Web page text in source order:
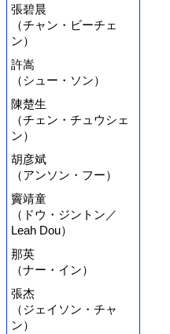
張碧晨
（チャン・ビーチェ
ン）
許嵩
（シュー・ソン）
陳楚生
（チェン・チュウシェ
ン）
胡彦斌
（アンソン・フー）
竇靖童
（ドウ・ジントン／
Leah Dou）
那英
（ナー・イン）
張杰
（ジェイソン・チャ
ン）